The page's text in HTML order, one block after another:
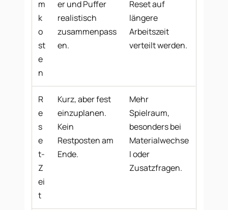
m
k
o
st
e
n
er und Puffer
realistisch
zusammenpass
en.
Reset auf
längere
Arbeitszeit
verteilt werden.
R
e
s
e
t-
Z
ei
t
Kurz, aber fest
einzuplanen.
Kein
Restposten am
Ende.
Mehr
Spielraum,
besonders bei
Materialwechse
l oder
Zusatzfragen.